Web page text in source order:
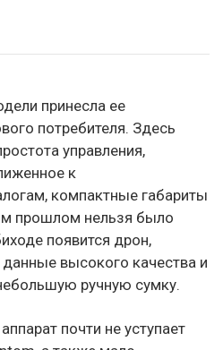
принесла ее
потребителя. Здесь
управления,
к
компактные габариты
прошлом нельзя было
появится дрон,
высокого качества и
ручную сумку.
почти не уступает